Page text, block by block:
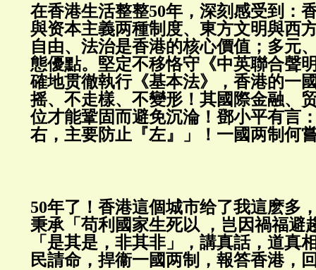
在香港生活整整50年，深刻感受到：
與资本主義两種制度、東方文明與西
自由、法治是香港的核心價值；多元
態優點。堅定不移恪守《中英聯合聲
確地贯徹執行《基本法》，香港的一
摇、不走樣、不變形！其國際金融、
位才能鞏固而避免沉淪！鄧小平有言
右，主要防止『左』」！一國两
50年了！香港這個城市给了我這麽多
秉承「苟利國家生死以 ，岂因禍福避
「是其是，非其非」，講真話，道真
民請命，捍衞一國两制，報答香港，